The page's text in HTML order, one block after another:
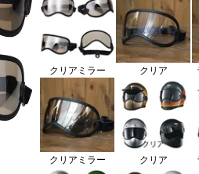
クリアミラー クリア
クリアミラー クリア